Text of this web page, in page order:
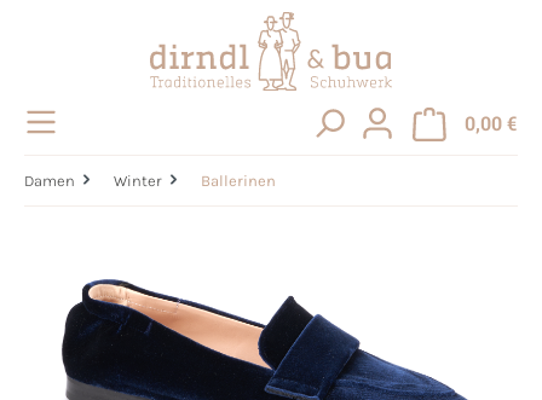
0,00 €
Damen Winter Ballerinen